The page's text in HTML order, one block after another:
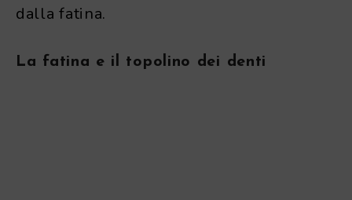
dalla fatina.
La fatina e il topolino dei denti